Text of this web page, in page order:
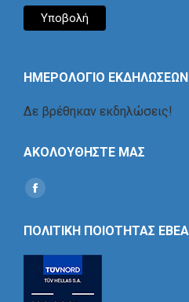
ΗΜΕΡΟΛΟΓΙΟ ΕΚΔΗΛΩΣΕΩΝ
Δε βρέθηκαν εκδηλώσεις!
ΑΚΟΛΟΥΘΗΣΤΕ ΜΑΣ
Find us on:
Social
ΠΟΛΙΤΙΚΗ ΠΟΙΟΤΗΤΑΣ ΕΒΕΑ